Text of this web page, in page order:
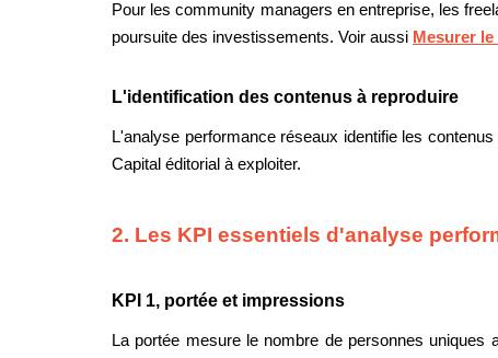
Pour les community managers en entreprise, les
poursuite des investissements. Voir aussi Mesurer
L'identification des contenus à reproduire
L'analyse performance réseaux identifie les
Capital éditorial à exploiter.
2. Les KPI essentiels d'analyse
KPI 1, portée et impressions
La portée mesure le nombre de personnes